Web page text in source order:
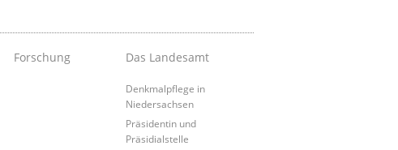
Forschung Das Landesamt
Denkmalpflege in
Niedersachsen
Präsidentin und
Präsidialstelle